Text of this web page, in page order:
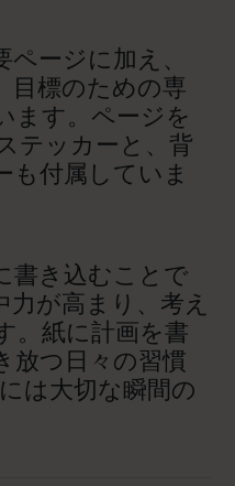
ージに加え、
目標のための専
ます。ページを
テッカーと、背
も付属していま
書き込むことで
が高まり、考え
。紙に計画を書
放つ日々の習慣
は大切な瞬間の